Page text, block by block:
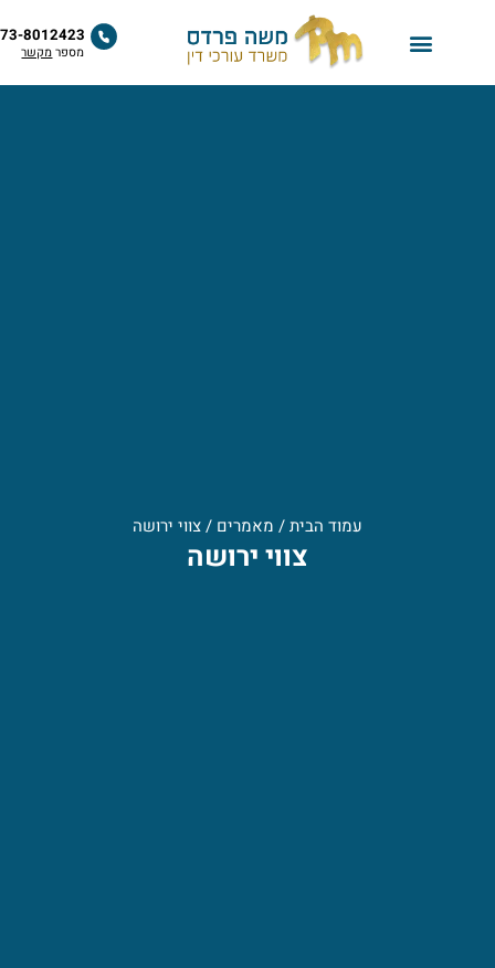
073-8012423
מספר מקשר
עמוד הבית/מאמרים/צווי ירושה
צווי ירושה